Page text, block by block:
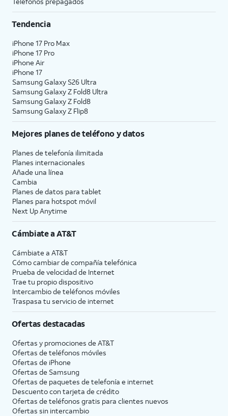
Tendencia
iPhone 17 Pro Max
iPhone 17 Pro
iPhone Air
iPhone 17
Samsung Galaxy S26 Ultra
Samsung Galaxy Z Fold8 Ultra
Samsung Galaxy Z Fold8
Samsung Galaxy Z Flip8
Mejores planes de teléfono y datos
Planes de telefonía ilimitada
Planes internacionales
Añade una línea
Cambia
Planes de datos para tablet
Planes para hotspot móvil
Next Up Anytime
Cámbiate aAT&T
Cámbiate a AT&T
Cómo cambiar de compañía telefónica
Prueba de velocidad de Internet
Trae tu propio dispositivo
Intercambio de teléfonos móviles
Traspasa tu servicio de internet
Ofertas destacadas
Ofertas y promociones de AT&T
Ofertas de teléfonos móviles
Ofertas de iPhone
Ofertas de Samsung
Ofertas de paquetes de telefonía e internet
Descuento con tarjeta de crédito
Ofertas de teléfonos gratis para clientes nuevos
Ofertas sin intercambio